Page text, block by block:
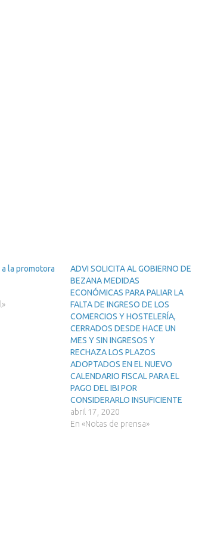
la promotora
ADVI SOLICITA AL GOBIERNO DE
BEZANA MEDIDAS
ECONÓMICAS PARA PALIAR LA
FALTA DE INGRESO DE LOS
COMERCIOS Y HOSTELERÍA,
CERRADOS DESDE HACE UN
MES Y SIN INGRESOS Y
RECHAZA LOS PLAZOS
ADOPTADOS EN EL NUEVO
CALENDARIO FISCAL PARA EL
PAGO DEL IBI POR
CONSIDERARLO INSUFICIENTE
abril 17, 2020
En «Notas de prensa»